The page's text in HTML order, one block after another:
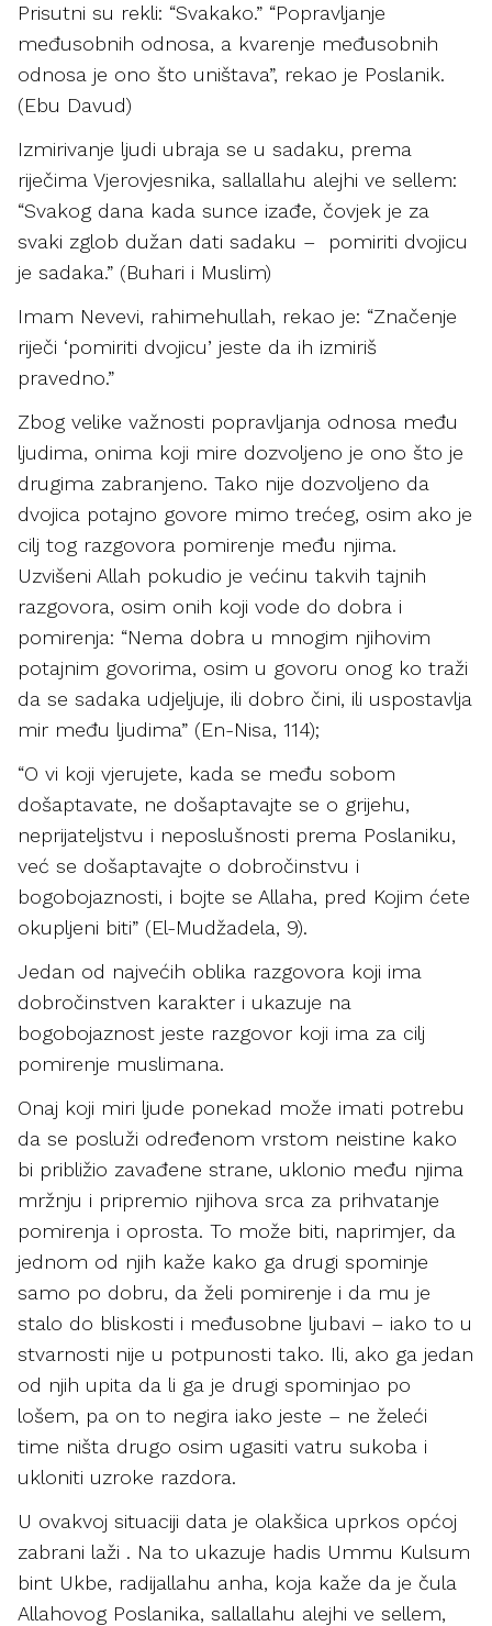
Prisutni su rekli: “Svakako.” “Popravljanje
međusobnih odnosa, a kvarenje međusobnih
odnosa je ono što uništava”, rekao je Poslanik.
(Ebu Davud)
Izmirivanje ljudi ubraja se u sadaku, prema
riječima Vjerovjesnika, sallallahu alejhi ve sellem:
“Svakog dana kada sunce izađe, čovjek je za
svaki zglob dužan dati sadaku – pomiriti dvojicu
je sadaka.” (Buhari i Muslim)
Imam Nevevi, rahimehullah, rekao je: “Značenje
riječi ‘pomiriti dvojicu’ jeste da ih izmiriš
pravedno.”
Zbog velike važnosti popravljanja odnosa među
ljudima, onima koji mire dozvoljeno je ono što je
drugima zabranjeno. Tako nije dozvoljeno da
dvojica potajno govore mimo trećeg, osim ako je
cilj tog razgovora pomirenje među njima.
Uzvišeni Allah pokudio je većinu takvih tajnih
razgovora, osim onih koji vode do dobra i
pomirenja: “Nema dobra u mnogim njihovim
potajnim govorima, osim u govoru onog ko traži
da se sadaka udjeljuje, ili dobro čini, ili uspostavlja
mir među ljudima” (En-Nisa, 114);
“O vi koji vjerujete, kada se među sobom
došaptavate, ne došaptavajte se o grijehu,
neprijateljstvu i neposlušnosti prema Poslaniku,
već se došaptavajte o dobročinstvu i
bogobojaznosti, i bojte se Allaha, pred Kojim ćete
okupljeni biti” (El-Mudžadela, 9).
Jedan od najvećih oblika razgovora koji ima
dobročinstven karakter i ukazuje na
bogobojaznost jeste razgovor koji ima za cilj
pomirenje muslimana.
Onaj koji miri ljude ponekad može imati potrebu
da se posluži određenom vrstom neistine kako
bi približio zavađene strane, uklonio među njima
mržnju i pripremio njihova srca za prihvatanje
pomirenja i oprosta. To može biti, naprimjer, da
jednom od njih kaže kako ga drugi spominje
samo po dobru, da želi pomirenje i da mu je
stalo do bliskosti i međusobne ljubavi – iako to u
stvarnosti nije u potpunosti tako. Ili, ako ga jedan
od njih upita da li ga je drugi spominjao po
lošem, pa on to negira iako jeste – ne želeći
time ništa drugo osim ugasiti vatru sukoba i
ukloniti uzroke razdora.
U ovakvoj situaciji data je olakšica uprkos općoj
zabrani laži . Na to ukazuje hadis Ummu Kulsum
bint Ukbe, radijallahu anha, koja kaže da je čula
Allahovog Poslanika, sallallahu alejhi ve sellem,